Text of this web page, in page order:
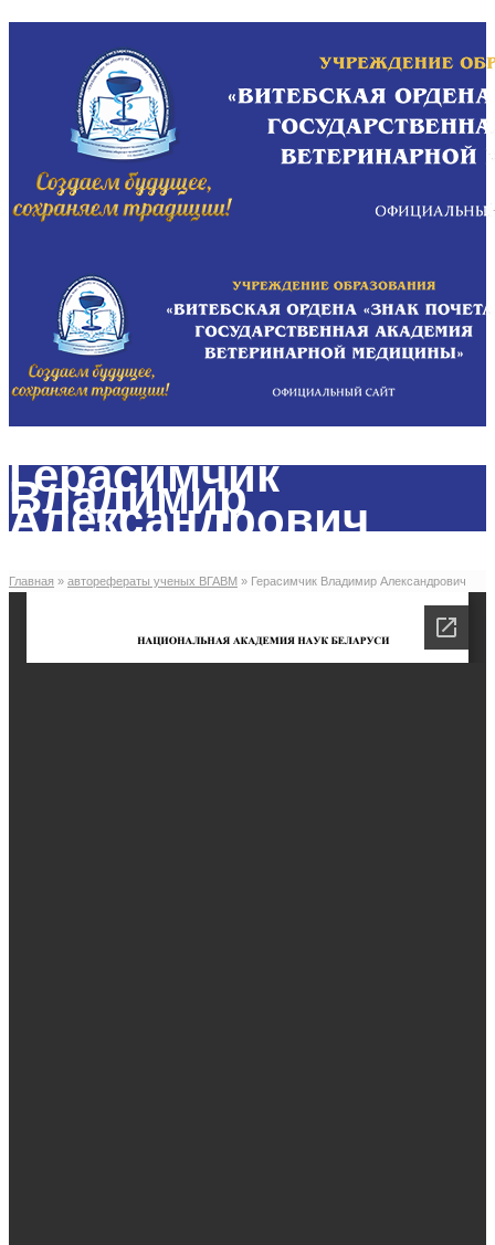
Герасимчик
Владимир
Александрович
Главная » авторефераты ученых ВГАВМ » Герасимчик Владимир Александрович